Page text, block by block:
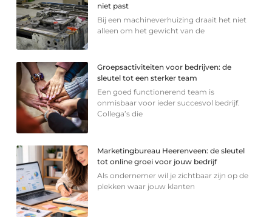
niet past
Bij een machineverhuizing draait het niet
alleen om het gewicht van de
Groepsactiviteiten voor bedrijven: de
sleutel tot een sterker team
Een goed functionerend team is
onmisbaar voor ieder succesvol bedrijf.
Collega’s die
Marketingbureau Heerenveen: de sleutel
tot online groei voor jouw bedrijf
Als ondernemer wil je zichtbaar zijn op de
plekken waar jouw klanten